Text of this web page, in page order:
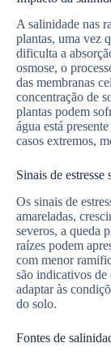
A salinidade nas
plantas, uma vez
dificulta a
osmose, o
das membranas
concentração de
plantas podem
água está
casos extremos,
Sinais de estresse
Os sinais de
amareladas,
severos, a queda
raízes podem
com menor
são indicativos de
adaptar às
do solo.
Fontes de